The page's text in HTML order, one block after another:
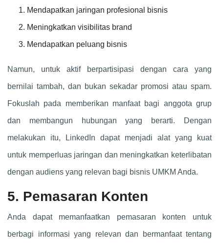
Mendapatkan jaringan profesional bisnis
Meningkatkan visibilitas brand
Mendapatkan peluang bisnis
Namun, untuk aktif berpartisipasi dengan cara yang
bernilai tambah, dan bukan sekadar promosi atau spam.
Fokuslah pada memberikan manfaat bagi anggota grup
dan membangun hubungan yang berarti. Dengan
melakukan itu, LinkedIn dapat menjadi alat yang kuat
untuk memperluas jaringan dan meningkatkan keterlibatan
dengan audiens yang relevan bagi bisnis UMKM Anda.
5. Pemasaran Konten
Anda dapat memanfaatkan pemasaran konten untuk
berbagi informasi yang relevan dan bermanfaat tentang